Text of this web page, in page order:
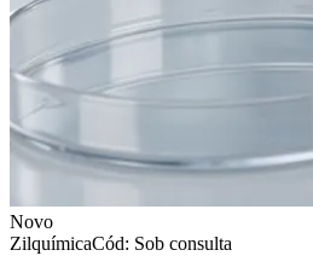
Novo
ZilquímicaCód: Sob consulta